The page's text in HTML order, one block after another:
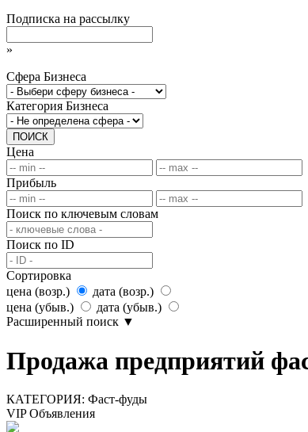
Подписка на рассылку
»
Сфера Бизнеса
Категория Бизнеса
ПОИСК
Цена
Прибыль
Поиск по ключевым словам
Поиск по ID
Сортировка
цена (возр.)
дата (возр.)
цена (убыв.)
дата (убыв.)
Расширенный поиск ▼
Продажа предприятий
КАТЕГОРИЯ: Фаст-фуды
VIP Объявления